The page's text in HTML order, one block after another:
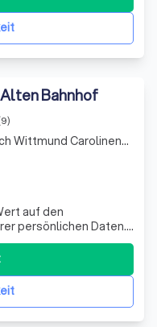
ich 2001 den Schritt
Bahnhof
auf den
persönlichen Daten.
an, die ohne
genutzt werden
in
die
Arbeitsbereich Wittmund Carolinensiel